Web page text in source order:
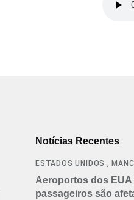
Notícias Recentes
ESTADOS UNIDOS ,
Aeroportos dos
passageiros são